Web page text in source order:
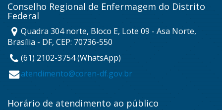
Conselho Regional de Enfermagem do Distrito
Federal
Quadra 304 norte, Bloco E, Lote 09 - Asa Norte,
Brasília - DF, CEP: 70736-550
(61) 2102-3754 (WhatsApp)
atendimento@coren-df.gov.br
Horário de atendimento ao público